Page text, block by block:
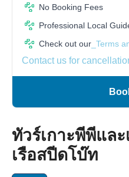
ทัวร์เกาะพีพีแล
เรือสปีดโบ๊ท
No Booking Fees
Professional Local
Check out our _Terms
Contact us for